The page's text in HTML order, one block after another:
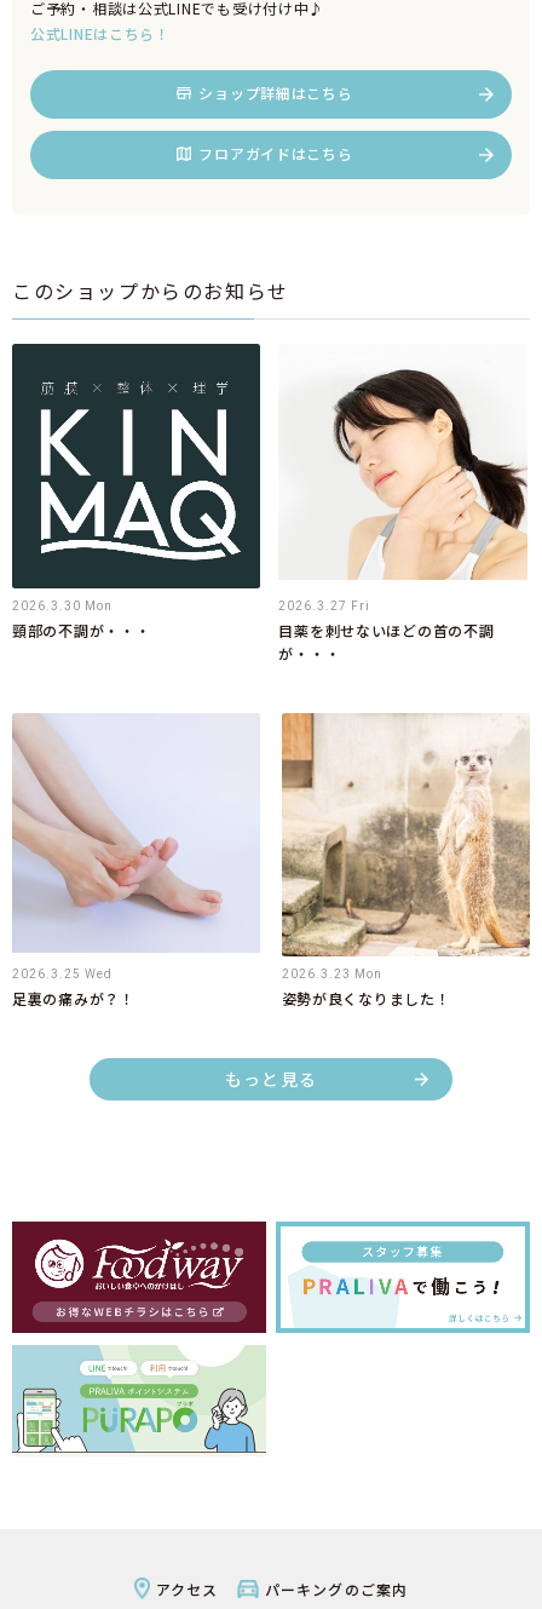
ご予約・相談は公式LINEでも受け付け中♪
公式LINEはこちら！
ショップ詳細はこちら
フロアガイドはこちら
このショップからのお知らせ
2026.3.30 Mon
頸部の不調が・・・
2026.3.27 Fri
目薬を刺せないほどの首の不調
が・・・
2026.3.25 Wed
足裏の痛みが？！
2026.3.23 Mon
姿勢が良くなりました！
もっと見る
アクセス パーキングのご案内